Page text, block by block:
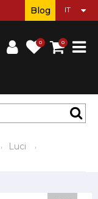
0 0
Blog
Luci